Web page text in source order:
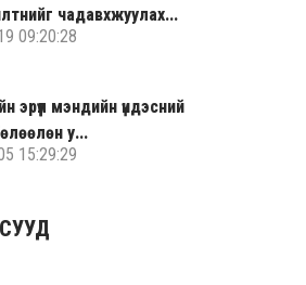
чадавхжуулах...
09:20:28
эрүүл мэндийн үндэсний
у...
15:29:29